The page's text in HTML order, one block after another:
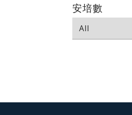
安培數